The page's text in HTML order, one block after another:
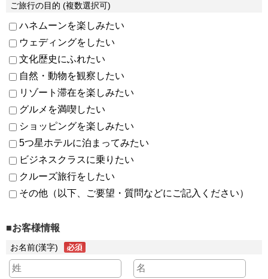
ご旅行の目的 (複数選択可)
ハネムーンを楽しみたい
ウェディングをしたい
文化歴史にふれたい
自然・動物を観察したい
リゾート滞在を楽しみたい
グルメを満喫したい
ショッピングを楽しみたい
5つ星ホテルに泊まってみたい
ビジネスクラスに乗りたい
クルーズ旅行をしたい
その他（以下、ご要望・質問などにご記入ください）
■お客様情報
お名前(漢字)